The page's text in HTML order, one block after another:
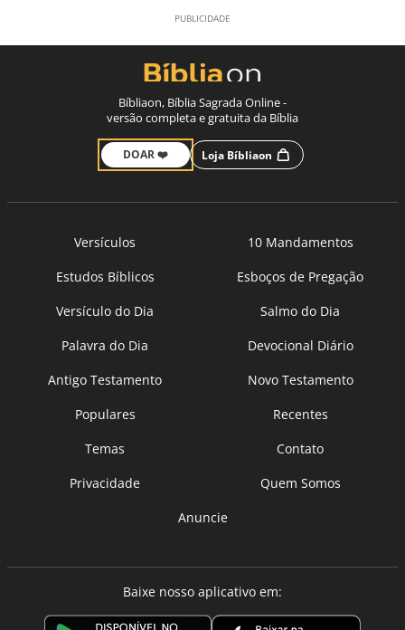
Bíbliaon, Bíblia Sagrada Online -
versão completa e gratuita da Bíblia
DOAR ❤️ Loja Bíbliaon
Versículos
10 Mandamentos
Estudos Bíblicos
Esboços de Pregação
Versículo do Dia
Salmo do Dia
Palavra do Dia
Devocional Diário
Antigo Testamento
Novo Testamento
Populares
Recentes
Temas
Contato
Privacidade
Quem Somos
Anuncie
Baixe nosso aplicativo em: